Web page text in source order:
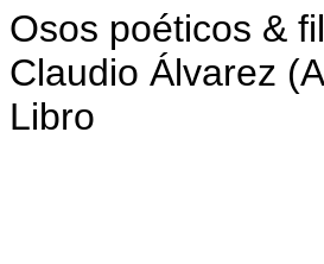
Osos poéticos &
Claudio Álvarez
Libro